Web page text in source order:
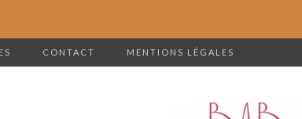
CONTACT MENTIONS LÉGALES